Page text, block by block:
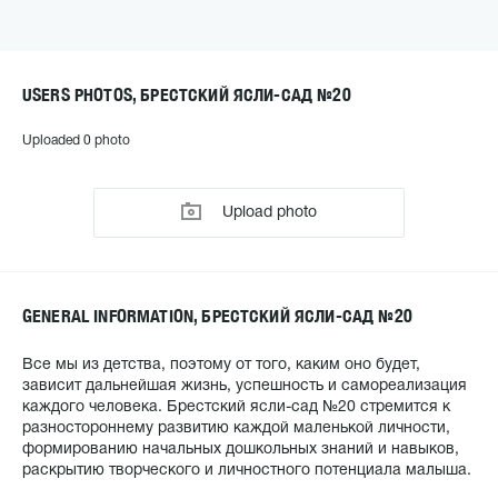
USERS PHOTOS, БРЕСТСКИЙ ЯСЛИ-САД №20
Uploaded 0 photo
Upload photo
GENERAL INFORMATION, БРЕСТСКИЙ ЯСЛИ-САД №20
Все мы из детства, поэтому от того, каким оно будет,
зависит дальнейшая жизнь, успешность и самореализация
каждого человека. Брестский ясли-сад №20 стремится к
разностороннему развитию каждой маленькой личности,
формированию начальных дошкольных знаний и навыков,
раскрытию творческого и личностного потенциала малыша.